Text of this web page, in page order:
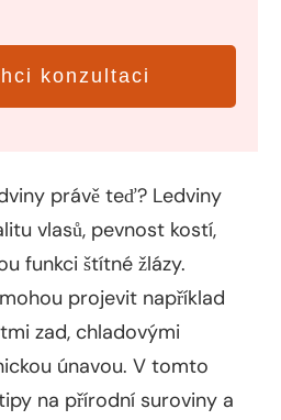
konzultaci
právě teď? Ledviny
vlasů, pevnost kostí,
funkci štítné žlázy.
projevit například
zad, chladovými
únavou. V tomto
na přírodní suroviny a